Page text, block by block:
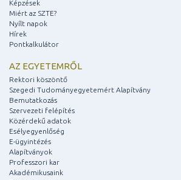
Képzések
Miért az SZTE?
Nyílt napok
Hírek
Pontkalkulátor
AZ EGYETEMRŐL
Rektori köszöntő
Szegedi Tudományegyetemért Alapítvány
Bemutatkozás
Szervezeti felépítés
Közérdekű adatok
Esélyegyenlőség
E-ügyintézés
Alapítványok
Professzori kar
Akadémikusaink